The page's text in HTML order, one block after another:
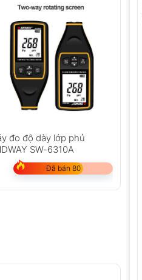
đo độ dày lớp phủ
SW-6310A
Đã bán 80